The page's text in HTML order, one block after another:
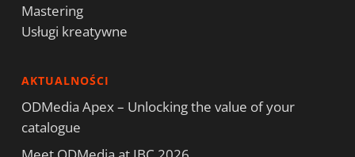
Mastering
Usługi kreatywne
AKTUALNOŚCI
ODMedia Apex – Unlocking the value of your
catalogue